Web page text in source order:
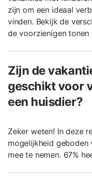
zijn om een ideaal
vinden. Bekijk de
de voorzienigen
Zijn de
geschikt voor
een huisdier?
Zeker weten! In deze
mogelijkheid geboden
mee te nemen. 67%